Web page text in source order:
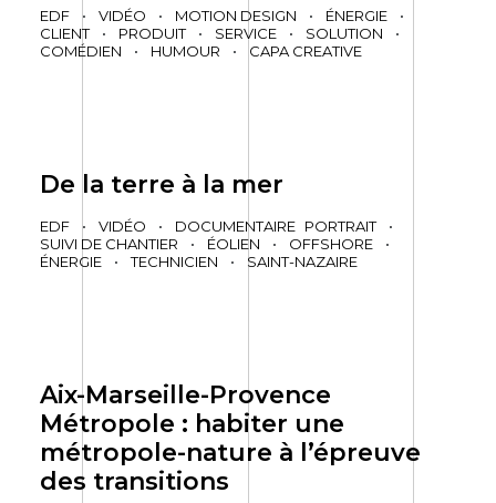
EDF • VIDÉO • MOTION DESIGN • ÉNERGIE
•
CLIENT
• PRODUIT • SERVICE • SOLUTION
•
COMÉDIEN
• HUMOUR • CAPA CREATIVE
De la terre à la mer
EDF • VIDÉO • DOCUMENTAIRE PORTRAIT
•
SUIVI DE CHANTIER
• ÉOLIEN • OFFSHORE
•
ÉNERGIE
• TECHNICIEN • SAINT-NAZAIRE
Aix-Marseille-Provence
Métropole : habiter une
métropole-nature à l’épreuve
des transitions